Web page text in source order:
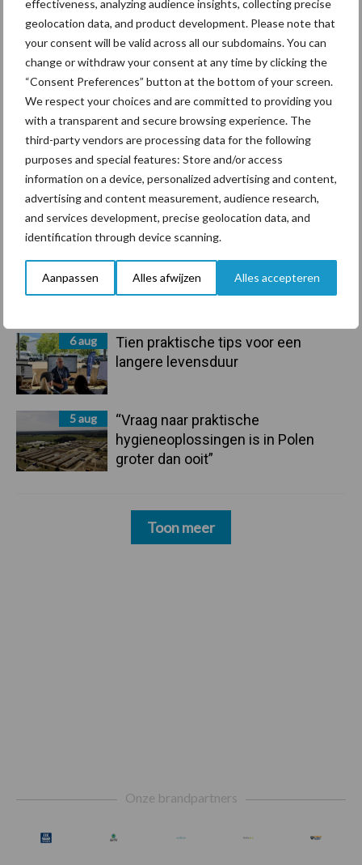
effectiveness, analyzing audience insights, collecting precise
geolocation data, and product development. Please note that
your consent will be valid across all our subdomains. You can
change or withdraw your consent at any time by clicking the
“Consent Preferences” button at the bottom of your screen.
We respect your choices and are committed to providing you
with a transparent and secure browsing experience. The
third-party vendors are processing data for the following
purposes and special features: Store and/or access
information on a device, personalized advertising and content,
advertising and content measurement, audience research,
and services development, precise geolocation data, and
identification through device scanning.
Aanpassen Alles afwijzen Alles accepteren
Primaire
Sidebar
Recent nieuws Partner nieuws
Grondstoffenmarkt blijft grillig:
droogte en geopolitiek houden
handel in de greep
7 aug
De speenhuid: een vaak
onderschatte risicofactor voor
mastitis
6 aug
ForFarmers ziet volume en
marktaandeel groeien in krimpende
Nederlandse markt
6 aug
Tien praktische tips voor een
langere levensduur
5 aug
“Vraag naar praktische
hygieneoplossingen is in Polen
groter dan ooit”
Toon meer
Onze brandpartners